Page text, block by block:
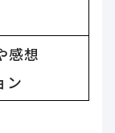
感想
ン